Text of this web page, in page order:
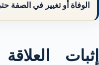
الوفاة أو تغيير في الصفة
إثبات